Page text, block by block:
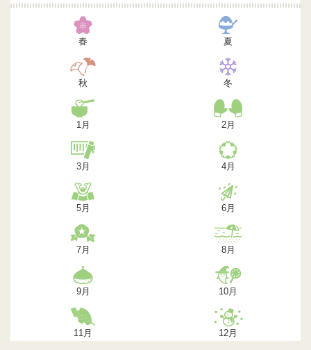
春 夏
秋 冬
1月 2月
3月 4月
5月 6月
7月 8月
9月 10月
11月 12月